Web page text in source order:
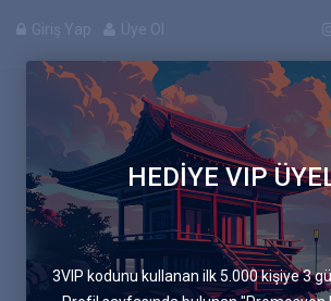
Giriş Yap Üye Ol
Manga
HEDİYE VIP
3VIP kodunu kullanan ilk 5.000 kişiye 3